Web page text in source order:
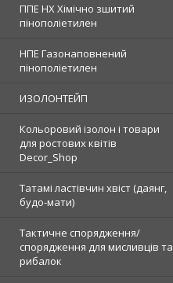
ППЕ НХ Хімічно зшитий
пінополіетилен
НПЕ Газонаповнений
пінополіетилен
ИЗОЛОНТЕЙП
Кольоровий ізолон і товари
для ростових квітів
Decor_Shop
Татамі ластівчин хвіст (даянг,
будо-мати)
Тактичне спорядження/
спорядження для мисливців та
рибалок